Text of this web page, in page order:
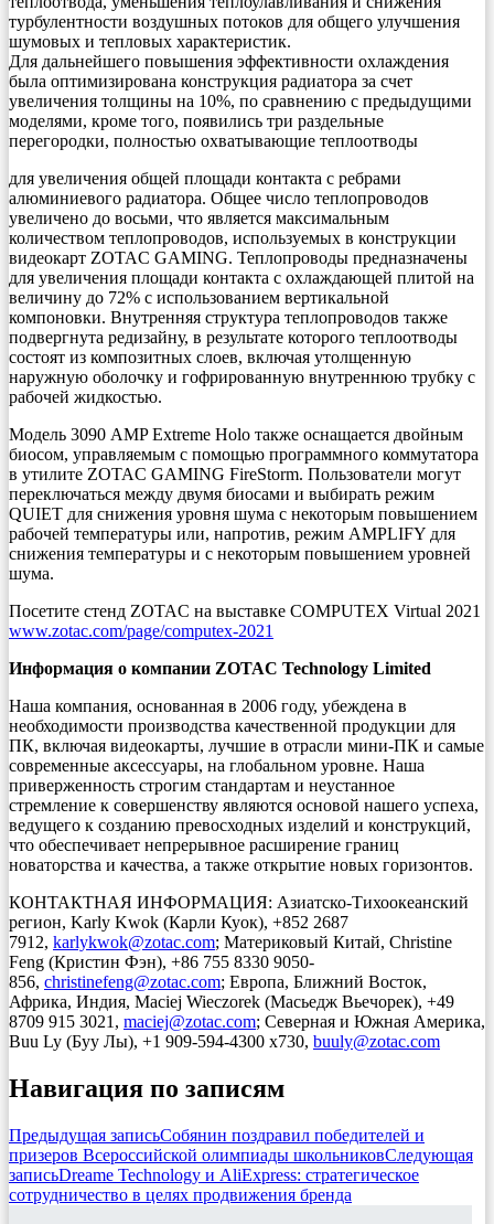
турбулентности воздушных потоков для общего улучшения
шумовых и тепловых характеристик.
Для дальнейшего повышения эффективности охлаждения
была оптимизирована конструкция радиатора за счет
увеличения толщины на 10%, по сравнению с предыдущими
моделями, кроме того, появились три раздельные
перегородки, полностью охватывающие теплоотводы
для увеличения общей площади контакта с ребрами
алюминиевого радиатора. Общее число теплопроводов
увеличено до восьми, что является максимальным
количеством теплопроводов, используемых в конструкции
видеокарт ZOTAC GAMING. Теплопроводы предназначены
для увеличения площади контакта с охлаждающей плитой на
величину до 72% с использованием вертикальной
компоновки. Внутренняя структура теплопроводов также
подвергнута редизайну, в результате которого теплоотводы
состоят из композитных слоев, включая утолщенную
наружную оболочку и гофрированную внутреннюю трубку с
рабочей жидкостью.
Модель 3090 AMP Extreme Holo также оснащается двойным
биосом, управляемым с помощью программного коммутатора
в утилите ZOTAC GAMING FireStorm. Пользователи могут
переключаться между двумя биосами и выбирать режим
QUIET для снижения уровня шума с некоторым повышением
рабочей температуры или, напротив, режим AMPLIFY для
снижения температуры и с некоторым повышением уровней
шума.
Посетите стенд ZOTAC на выставке COMPUTEX Virtual 2021
www.zotac.com/page/computex-2021
Информация о компании ZOTAC Technology Limited
Наша компания, основанная в 2006 году, убеждена в
необходимости производства качественной продукции для
ПК, включая видеокарты, лучшие в отрасли мини-ПК и самые
современные аксессуары, на глобальном уровне. Наша
приверженность строгим стандартам и неустанное
стремление к совершенству являются основой нашего успеха,
ведущего к созданию превосходных изделий и конструкций,
что обеспечивает непрерывное расширение границ
новаторства и качества, а также открытие новых горизонтов.
КОНТАКТНАЯ ИНФОРМАЦИЯ: Азиатско-Тихоокеанский
регион, Karly Kwok (Карли Куок), +852 2687
7912, karlykwok@zotac.com; Материковый Китай, Christine
Feng (Кристин Фэн), +86 755 8330 9050-
856, christinefeng@zotac.com; Европа, Ближний Восток,
Африка, Индия, Maciej Wieczorek (Масьедж Вьечорек), +49
8709 915 3021, maciej@zotac.com; Северная и Южная Америка,
Buu Ly (Буу Лы), +1 909-594-4300 x730, buuly@zotac.com
Навигация по записям
Предыдущая записьСобянин поздравил победителей и
призеров Всероссийской олимпиады школьниковСледующая
записьDreame Technology и AliExpress: стратегическое
сотрудничество в целях продвижения бренда